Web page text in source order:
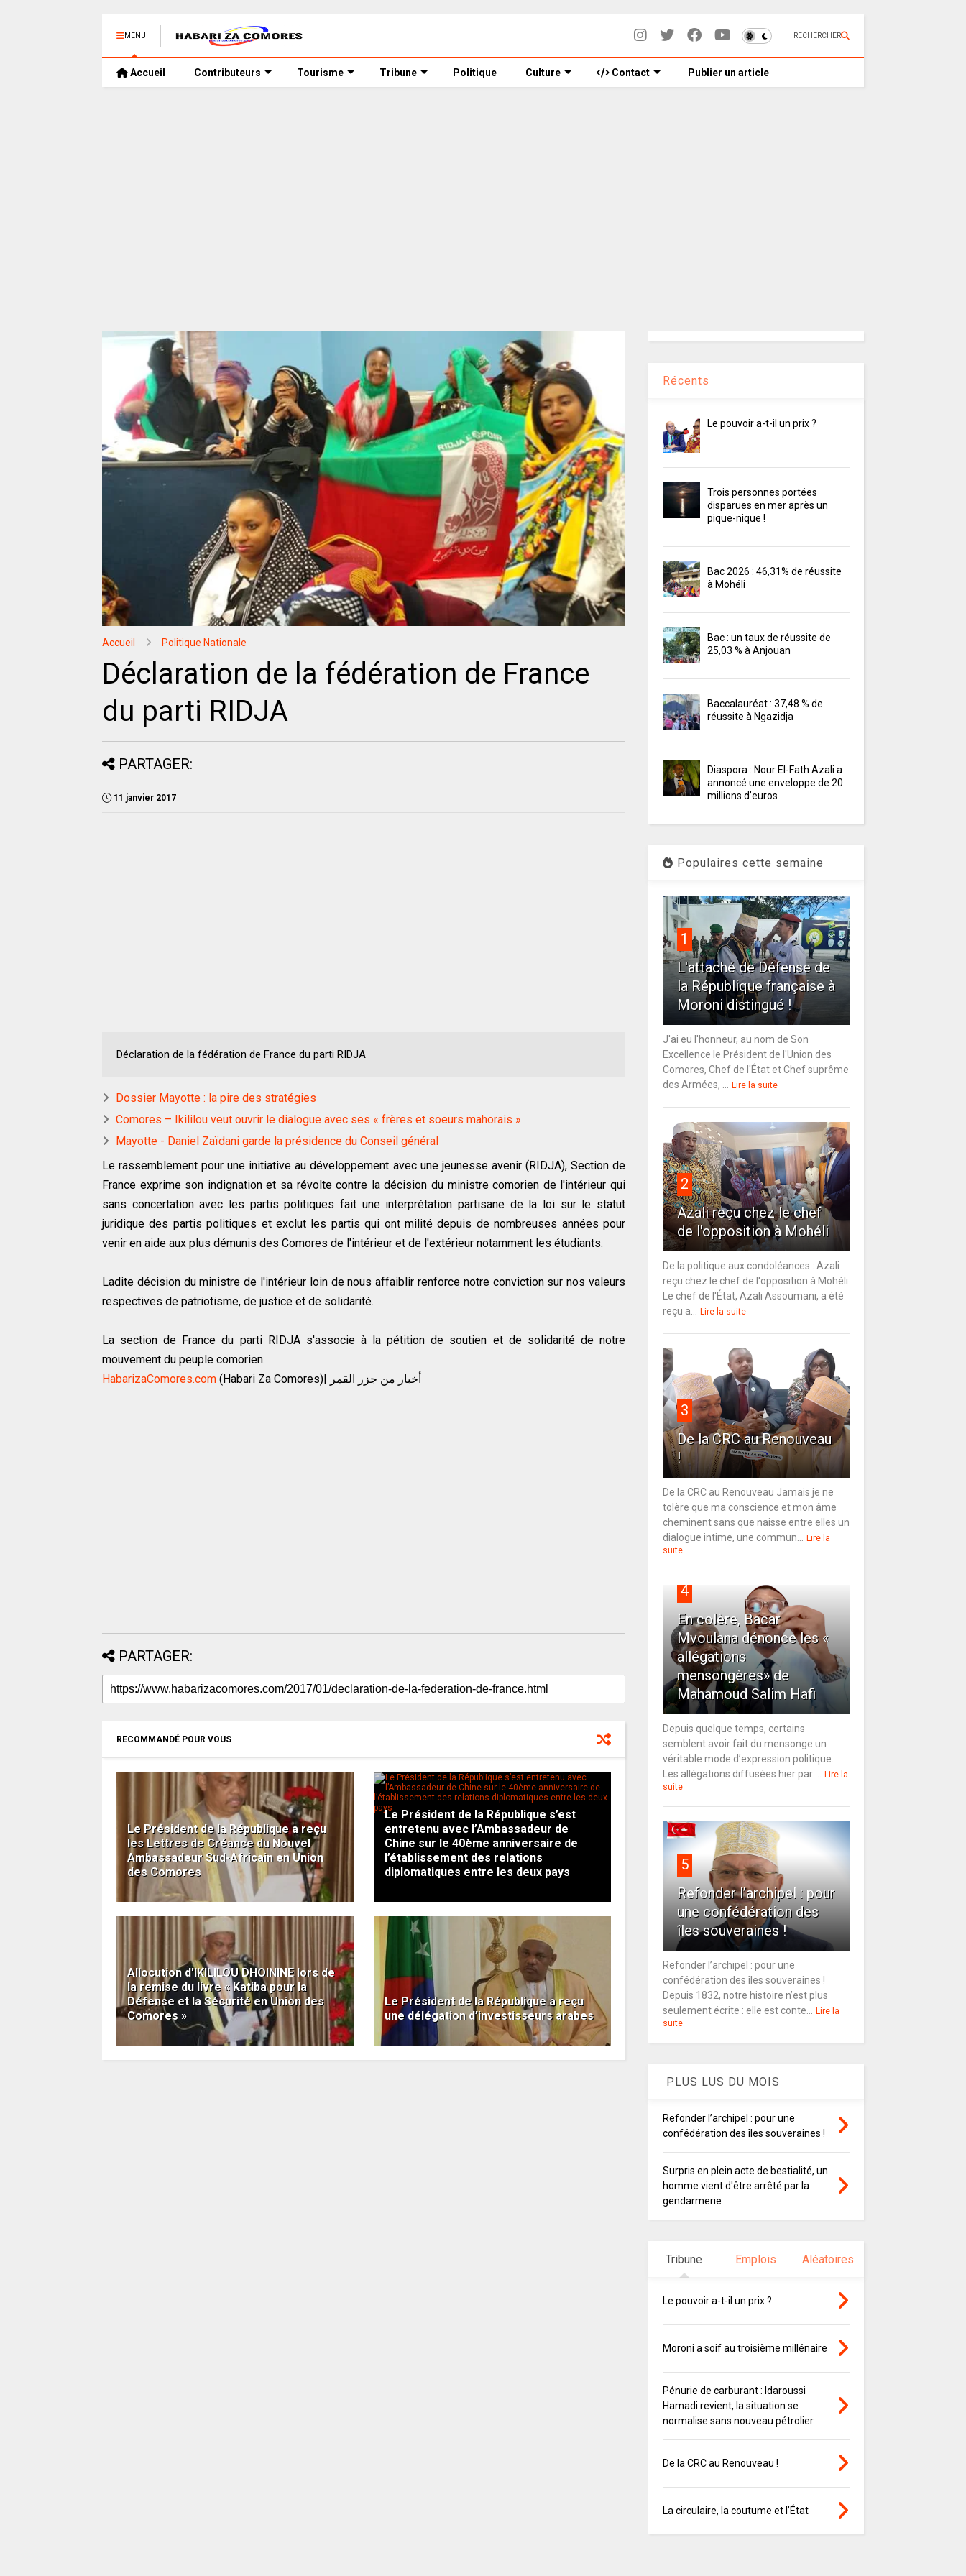
MENU RECHERCHER
Accueil Contributeurs Tourisme Tribune Politique Culture Contact Publier un article
Accueil Politique Nationale
Déclaration de la fédération de France
du parti RIDJA
PARTAGER:
11 janvier 2017
Déclaration de la fédération de France du parti RIDJA
Dossier Mayotte : la pire des stratégies
Comores – Ikililou veut ouvrir le dialogue avec ses « frères et soeurs mahorais »
Mayotte - Daniel Zaïdani garde la présidence du Conseil général
Le rassemblement pour une initiative au développement avec une jeunesse avenir (RIDJA), Section de
France exprime son indignation et sa révolte contre la décision du ministre comorien de l'intérieur qui
sans concertation avec les partis politiques fait une interprétation partisane de la loi sur le statut
juridique des partis politiques et exclut les partis qui ont milité depuis de nombreuses années pour
venir en aide aux plus démunis des Comores de l'intérieur et de l'extérieur notamment les étudiants.
Ladite décision du ministre de l'intérieur loin de nous affaiblir renforce notre conviction sur nos valeurs
respectives de patriotisme, de justice et de solidarité.
La section de France du parti RIDJA s'associe à la pétition de soutien et de solidarité de notre
mouvement du peuple comorien.
HabarizaComores.com
(Habari Za Comores)| أخبار من جزر القمر
PARTAGER:
RECOMMANDÉ POUR VOUS
Le Président de la République a reçu
les Lettres de Créance du Nouvel
Ambassadeur Sud-Africain en Union
des Comores
Le Président de la République s’est
entretenu avec l’Ambassadeur de
Chine sur le 40ème anniversaire de
l’établissement des relations
diplomatiques entre les deux pays
Allocution d'IKILILOU DHOININE lors de
la remise du livre « Katiba pour la
Défense et la Sécurité en Union des
Comores »
Le Président de la République a reçu
une délégation d’investisseurs arabes
Récents
Le pouvoir a-t-il un prix ?
Trois personnes portées
disparues en mer après un
pique-nique !
Bac 2026 : 46,31% de réussite
à Mohéli
Bac : un taux de réussite de
25,03 % à Anjouan
Baccalauréat : 37,48 % de
réussite à Ngazidja
Diaspora : Nour El-Fath Azali a
annoncé une enveloppe de 20
millions d’euros
Populaires cette semaine
1
L'attaché de Défense de
la République française à
Moroni distingué !
J'ai eu l'honneur, au nom de Son
Excellence le Président de l'Union des
Comores, Chef de l'État et Chef suprême
des Armées, ...
Lire la suite
2
Azali reçu chez le chef
de l'opposition à Mohéli
De la politique aux condoléances : Azali
reçu chez le chef de l'opposition à Mohéli
Le chef de l'État, Azali Assoumani, a été
reçu a...
Lire la suite
3
De la CRC au Renouveau
!
De la CRC au Renouveau Jamais je ne
tolère que ma conscience et mon âme
cheminent sans que naisse entre elles un
dialogue intime, une commun...
Lire la
suite
4
En colère, Bacar
Mvoulana dénonce les «
allégations
mensongères» de
Mahamoud Salim Hafi
Depuis quelque temps, certains
semblent avoir fait du mensonge un
véritable mode d’expression politique.
Les allégations diffusées hier par ...
Lire la
suite
5
Refonder l’archipel : pour
une confédération des
îles souveraines !
Refonder l’archipel : pour une
confédération des îles souveraines !
Depuis 1832, notre histoire n’est plus
seulement écrite : elle est conte...
Lire la
suite
PLUS LUS DU MOIS
Refonder l’archipel : pour une
confédération des îles souveraines !
Surpris en plein acte de bestialité, un
homme vient d'être arrêté par la
gendarmerie
Tribune Emplois Aléatoires
Le pouvoir a-t-il un prix ?
Moroni a soif au troisième millénaire
Pénurie de carburant : Idaroussi
Hamadi revient, la situation se
normalise sans nouveau pétrolier
De la CRC au Renouveau !
La circulaire, la coutume et l’État